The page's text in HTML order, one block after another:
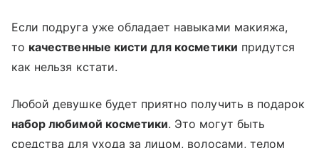
Если подруга уже обладает навыками макияжа,
то качественные кисти для косметики придутся
как нельзя кстати.
Любой девушке будет приятно получить в подарок
набор любимой косметики. Это могут быть
средства для ухода за лицом, волосами, телом